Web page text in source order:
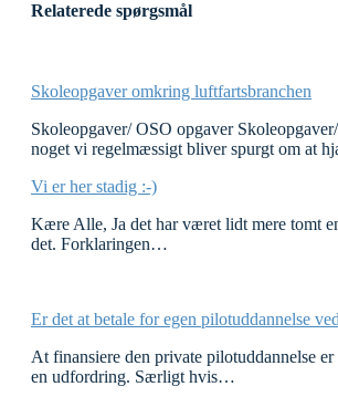
Relaterede spørgsmål
Skoleopgaver omkring luftfartsbranchen
Skoleopgaver/ OSO opgaver
noget vi regelmæssigt bliver spurgt om at
Vi er her stadig :-)
Kære Alle, Ja det har været lidt mere tomt
det. Forklaringen…
Er det at betale for egen pilotuddannelse
At finansiere den private pilotuddannelse
en udfordring. Særligt hvis…